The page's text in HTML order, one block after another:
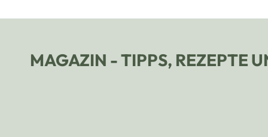
MAGAZIN - TIPPS, REZEPTE